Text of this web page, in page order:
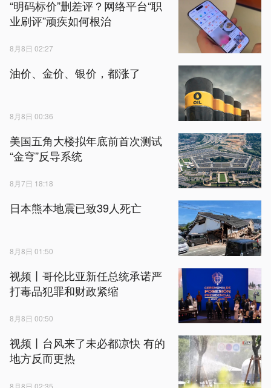
“明码标价”删差评？网络平台“职
业刷评”顽疾如何根治
8月8日 02:27
油价、金价、银价，都涨了
8月8日 00:36
美国五角大楼拟年底前首次测试
“金穹”反导系统
8月7日 18:18
日本熊本地震已致39人死亡
8月8日 01:50
视频丨哥伦比亚新任总统承诺严
打毒品犯罪和财政紧缩
8月8日 00:50
视频丨台风来了未必都凉快 有的
地方反而更热
8月8日 02:35